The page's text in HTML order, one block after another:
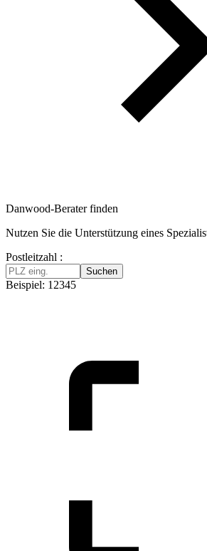
Danwood-Berater finden
Nutzen Sie die Unterstützung eines
Postleitzahl :
Suchen
Beispiel: 12345